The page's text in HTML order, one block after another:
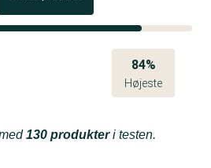
84%
Højeste
130 produkteri testen.